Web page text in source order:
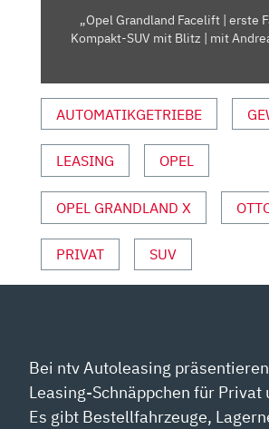
KOMPAKT-
|
MIT
ANDREAS
MAY“
YOUTUBE
ANZEIGEN
„Opel Grandland Facelift | erste
Kompakt-SUV mit Blitz | mit
AUTOMATIKGETRIEBE
LEASING OPEL
OPEL GRANDLAND X
PRIVAT SUV
Bei ntv Autoleasing
Leasing-Schnäppchen für Privat
Es gibt Bestellfahrzeuge,